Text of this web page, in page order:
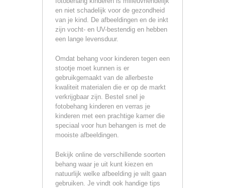
en niet schadelijk voor de gezondheid
van je kind. De afbeeldingen en de inkt
zijn vocht- en UV-bestendig en hebben
een lange levensduur.
Omdat behang voor kinderen tegen een
stootje moet kunnen is er
gebruikgemaakt van de allerbeste
kwaliteit materialen die er op de markt
verkrijgbaar zijn. Bestel snel je
fotobehang kinderen en verras je
kinderen met een prachtige kamer die
speciaal voor hun behangen is met de
mooiste afbeeldingen.
Bekijk online de verschillende soorten
behang waar je uit kunt kiezen en
natuurlijk welke afbeelding je wilt gaan
gebruiken. Je vindt ook handige tips